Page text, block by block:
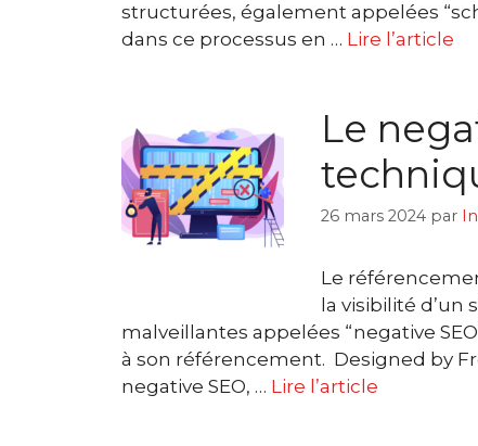
structurées, également appelées
dans ce processus en … Lire l’article
Le
26 mars 2024 par
Le
la visibilité
malveillantes appelées “negative
à son référencement. Designed by
negative SEO, … Lire l’article